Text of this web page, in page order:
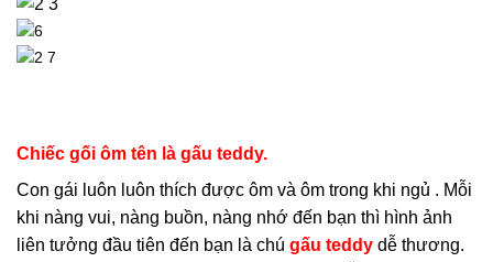
Chiếc gối ôm tên là gấu teddy.
Con gái luôn luôn thích được ôm và ôm trong khi ngủ . Mỗi
khi nàng vui, nàng buồn, nàng nhớ đến bạn thì hình ảnh
liên tưởng đầu tiên đến bạn là chú gấu teddy dễ thương.